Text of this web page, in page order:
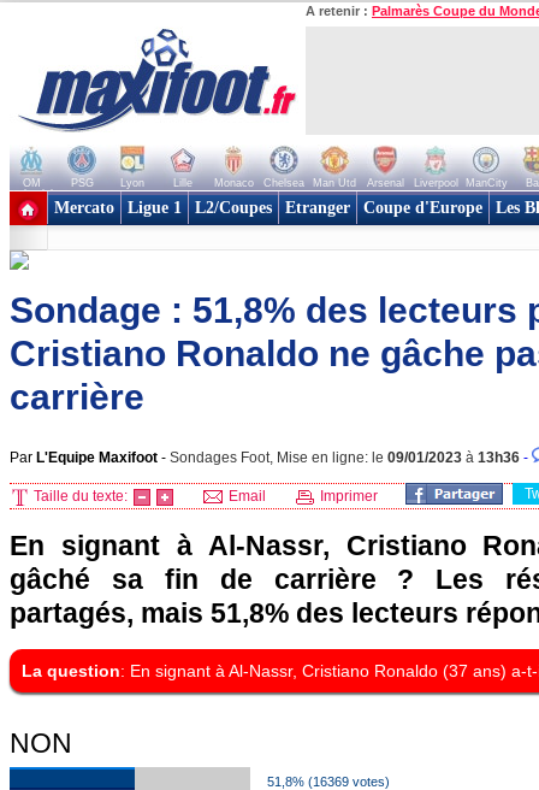
A retenir : Palmarès Coupe du
OM PSG Lyon Lille Monaco Chelsea Man Utd Arsenal Liverpool ManCity
+ de clubs
Mercato Ligue 1 L2/Coupes Etranger Coupe d'Europe Les
Sondage : 51,8% des lecteurs
Cristiano Ronaldo ne gâche
carrière
Par L'Equipe Maxifoot - Sondages Foot, Mise en ligne: le 09/01/2023 à 13h36 -
Taille du texte: Email Imprimer
En signant à Al-Nassr, Cristiano
gâché sa fin de carrière ? Les
partagés, mais 51,8% des lecteurs
La question: En signant à Al-Nassr, Cristiano Ronaldo (37 ans) a-
NON
51,8% (16369 votes)